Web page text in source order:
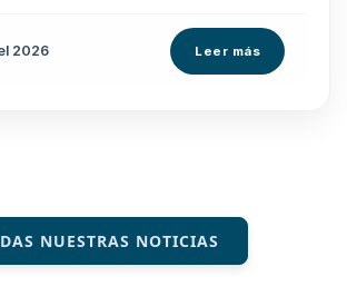
2026 Leer más
NUESTRAS NOTICIAS